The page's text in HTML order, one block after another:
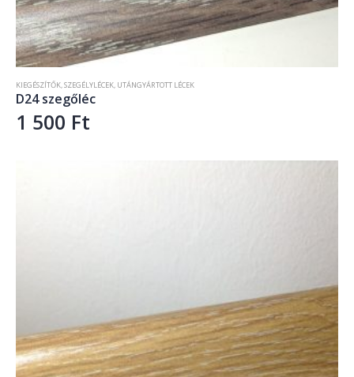
KIEGÉSZÍTŐK,SZEGÉLYLÉCEK, UTÁNGYÁRTOTT LÉCEK
D24 szegőléc
1 500 Ft